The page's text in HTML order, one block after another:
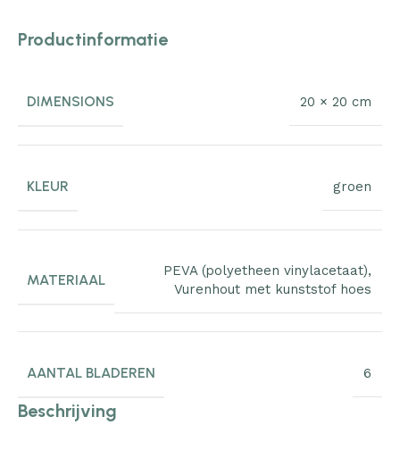
Productinformatie
DIMENSIONS 20 × 20 cm
KLEUR groen
MATERIAAL
PEVA (polyetheen vinylacetaat),
Vurenhout met kunststof hoes
AANTAL BLADEREN 6
Beschrijving